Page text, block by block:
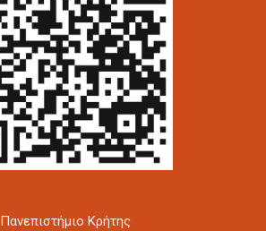
Πανεπιστήμιο Κρήτης